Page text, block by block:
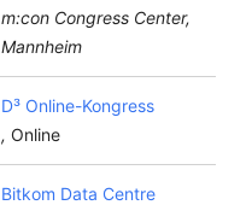
m:con Congress Center,
Mannheim
D³ Online-Kongress
, Online
Bitkom Data Centre